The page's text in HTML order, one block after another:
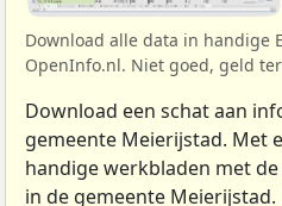
Download alle data in handige
OpenInfo.nl. Niet goed, geld
Download een schat aan
gemeente Meierijstad. Met
handige werkbladen met
in de gemeente